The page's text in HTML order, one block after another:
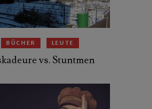
BÜCHER LEUTE
vs. Stuntmen